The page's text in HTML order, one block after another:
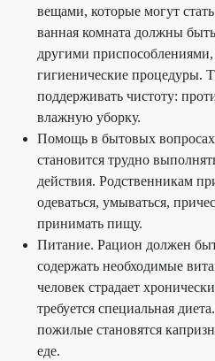
вещами, которые могут
ванная комната должны
другими
гигиенические процедуры.
поддерживать чистоту:
влажную уборку.
Помощь в бытовых
становится трудно
действия. Родственникам
одеваться, умываться,
принимать пищу.
Питание. Рацион должен
содержать необходимые
человек страдает
требуется специальная
пожилые становятся
еде.